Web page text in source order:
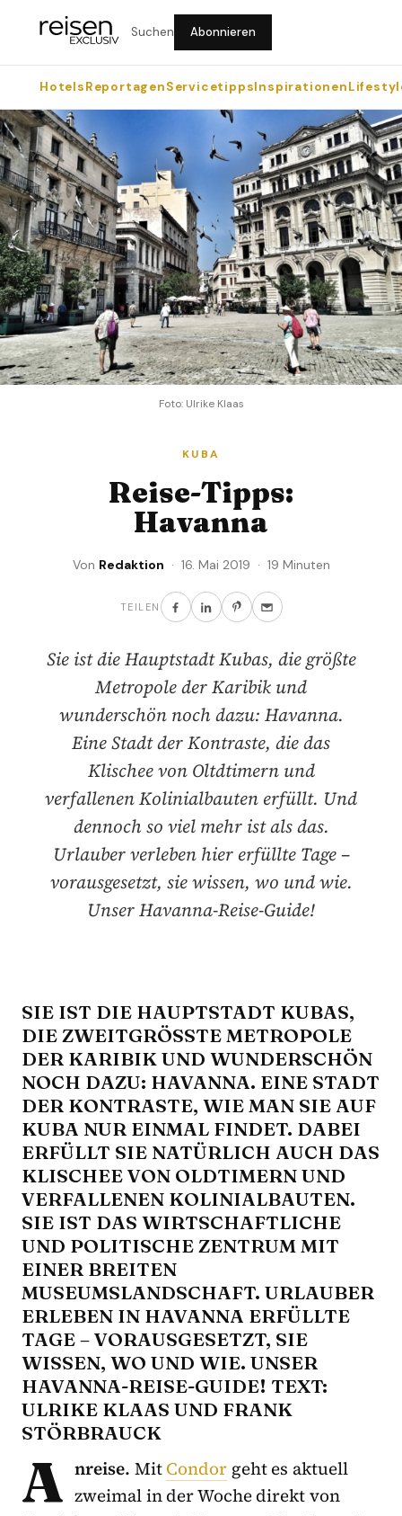
Suchen Abonnieren
HotelsReportagenServicetippsInspirationen
Foto: Ulrike Klaas
KUBA
Reise-Tipps:
Havanna
Von Redaktion · 16. Mai 2019 · 19 Minuten
TEILEN
Sie ist die Hauptstadt Kubas, die größte
Metropole der Karibik und
wunderschön noch dazu: Havanna.
Eine Stadt der Kontraste, die das
Klischee von Oltdtimern und
verfallenen Kolinialbauten erfüllt. Und
dennoch so viel mehr ist als das.
Urlauber verleben hier erfüllte Tage –
vorausgesetzt, sie wissen, wo und wie.
Unser Havanna-Reise-Guide!
SIE IST DIE HAUPTSTADT KUBAS,
DIE ZWEITGRÖSSTE METROPOLE D
ER KARIBIK UND WUNDERSCHÖN N
OCH DAZU: HAVANNA. EINE STADT D
ER KONTRASTE, WIE MAN SIE AUF K
UBA NUR EINMAL FINDET. DABEI E
RFÜLLT SIE NATÜRLICH AUCH DAS K
LISCHEE VON OLDTIMERN UND V
ERFALLENEN KOLINIALBAUTEN. S
IE IST DAS WIRTSCHAFTLICHE U
ND POLITISCHE ZENTRUM MIT E
INER BREITEN M
USEUMSLANDSCHAFT. URLAUBER E
RLEBEN IN HAVANNA ERFÜLLTE T
AGE – VORAUSGESETZT, SIE W
ISSEN, WO UND WIE. UNSER H
AVANNA-REISE-GUIDE! TEXT: U
LRIKE KLAAS UND FRANK S
TÖRBRAUCK
A nreise. MitCondor geht es aktuell
zweimal in der Woche direkt von